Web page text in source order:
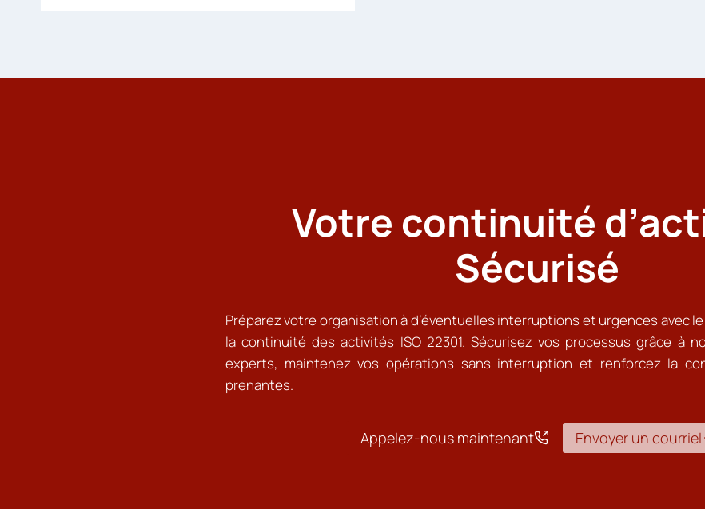
Votre continuité
Sécurisé
Préparez votre organisation à d’éventuelles interruptions et urgences avec
la continuité des activités ISO 22301. Sécurisez vos processus grâce à
experts, maintenez vos opérations sans interruption et renforcez la
prenantes.
Appelez-nous maintenant Envoyer un courriel